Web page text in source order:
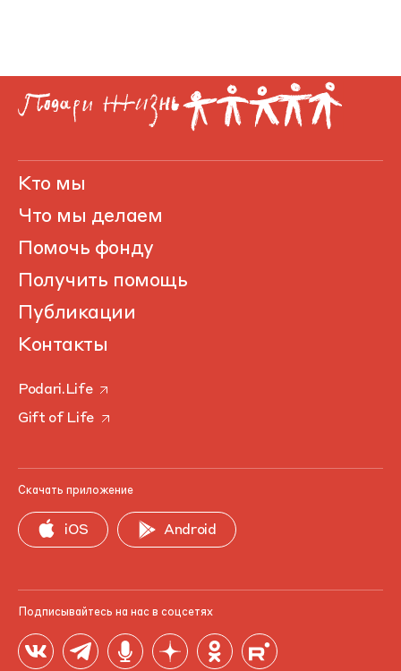
Кто мы
Что мы делаем
Помочь фонду
Получить помощь
Публикации
Контакты
Podari.Life
Gift of Life
Скачать приложение
iOS Android
Подписывайтесь на нас в соцсетях